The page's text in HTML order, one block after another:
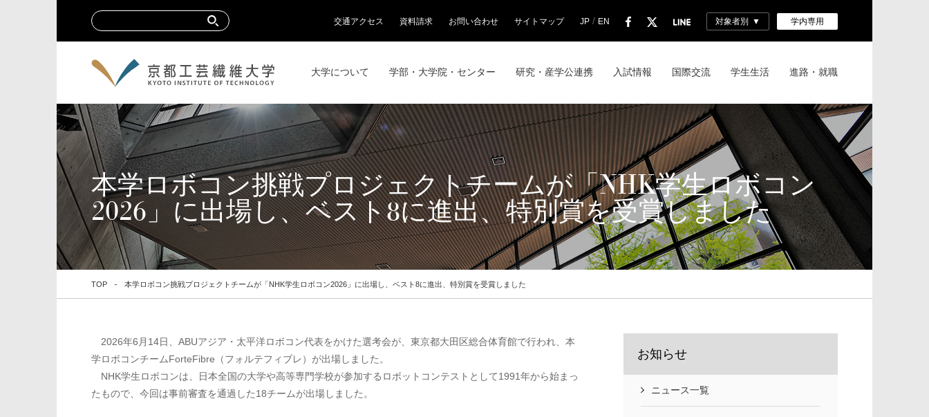
交通アクセス 資料請求 お問い合わせ サイトマップ JP / EN 対象者別 学内専用
大学について 学部・大学院・センター 研究・産学公連携 入試情報 国際交流 学生生活 進路・就職
本学ロボコン挑戦プロジェクトチームが「NHK学生ロボコン
2026」に出場し、ベスト8に進出、特別賞を受賞しました
TOP 本学ロボコン挑戦プロジェクトチームが「NHK学生ロボコン2026」に出場し、ベスト8に進出、特別賞を受賞しました
2026年6月14日、ABUアジア・太平洋ロボコン代表をかけた選考会が、東京都大田区総合体育館で行われ、本
学ロボコンチームForteFibre（フォルテフィブレ）が出場しました。
NHK学生ロボコンは、日本全国の大学や高等専門学校が参加するロボットコンテストとして1991年から始まっ
たもので、今回は事前審査を通過した18チームが出場しました。
お知らせ
ニュース一覧